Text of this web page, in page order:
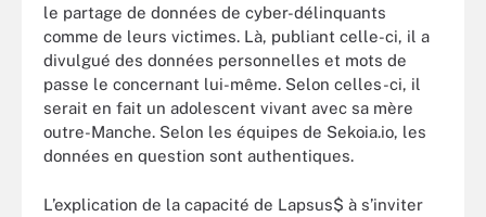
le partage de données de cyber-délinquants
comme de leurs victimes. Là, publiant celle-ci, il a
divulgué des données personnelles et mots de
passe le concernant lui-même. Selon celles-ci, il
serait en fait un adolescent vivant avec sa mère
outre-Manche. Selon les équipes de Sekoia.io, les
données en question sont authentiques.
L’explication de la capacité de Lapsus$ à s’inviter